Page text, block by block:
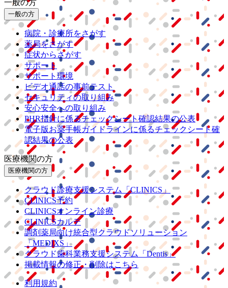
一般の方
一般の方
病院・診療所をさがす
薬局をさがす
症状からさがす
サポート
サポート環境
ビデオ通話の事前テスト
セキュリティの取り組み
安心安全への取り組み
PHR指針に係るチェックシート確認結果の公表
電子版お薬手帳ガイドラインに係るチェックシート確
認結果の公表
医療機関の方
医療機関の方
クラウド診療支援システム
「CLINICS」
CLINICS予約
CLINICSオンライン診療
CLINICSカルテ
調剤薬局向け統合型クラウドソリューション
「MEDIXS」
クラウド歯科業務支援システム
「Dentis」
掲載情報の修正・削除はこちら
利用規約